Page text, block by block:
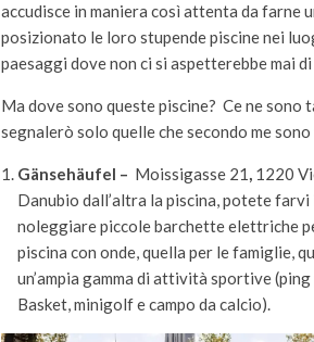
accudisce in maniera così attenta da farne
posizionato le loro stupende piscine nei
paesaggi dove non ci si aspetterebbe mai
Ma dove sono queste piscine? Ce ne
segnalerò solo quelle che secondo me
Gänsehäufel – Moissigasse 21, 1220
Danubio dall’altra la piscina, potete
noleggiare piccole barchette elettriche
piscina con onde, quella per le famiglie,
un’ampia gamma di attività sportive
Basket, minigolf e campo da calcio).